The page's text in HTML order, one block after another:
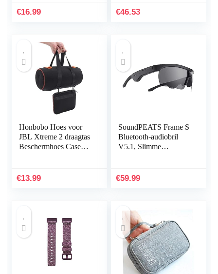
€16.99 €46.53
Honbobo Hoes voor
JBL Xtreme 2 draagtas
Beschermhoes Case
& oplader
€13.99
SoundPEATS Frame S
Bluetooth-audiobril
V5.1, Slimme
aptX HD-audio, 5 uur
€59.99